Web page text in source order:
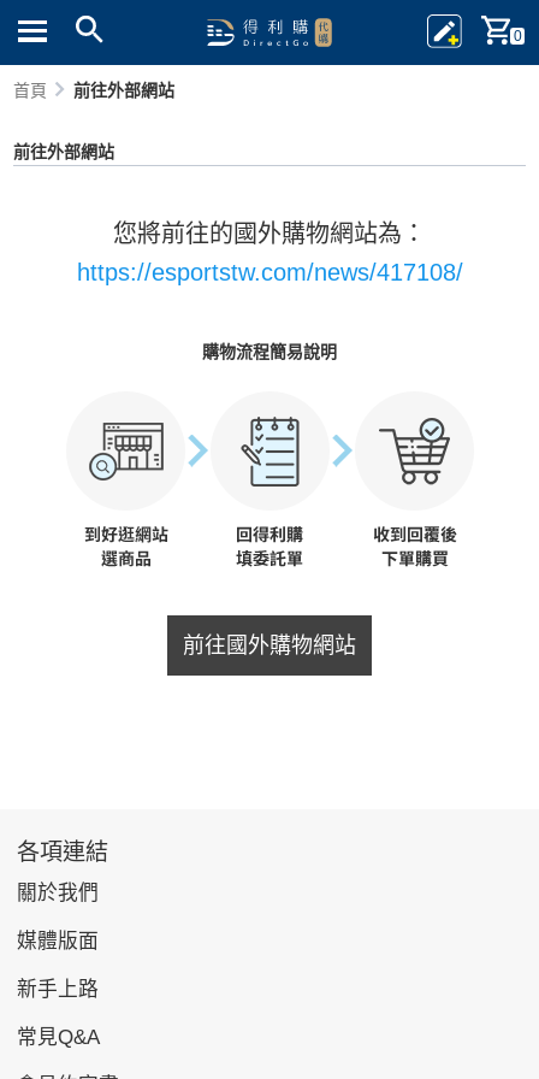
0
首頁 前往外部網站
前往外部網站
您將前往的國外購物網站為：
https://esportstw.com/news/417108/
購物流程簡易說明
前往國外購物網站
各項連結
關於我們
媒體版面
新手上路
常見Q&A